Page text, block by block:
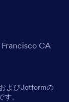
CA
よびJotformの
。